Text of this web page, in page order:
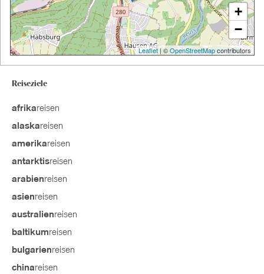
+
−
Leaflet| ©OpenStreetMapcontributors
Reiseziele
afrikareisen
alaskareisen
amerikareisen
antarktisreisen
arabienreisen
asienreisen
australienreisen
baltikumreisen
bulgarienreisen
chinareisen